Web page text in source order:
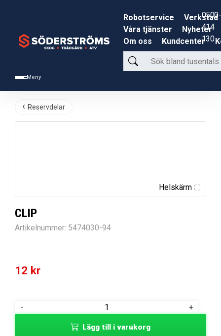
Meny
Robotservice
Verkstad
Våra tjänster
Nyheter
Om oss
Kundcenter
Sök
bland
produkter
0500-
414
130
Reservdelar
Helskärm
CLIP
Artikelnummer: 5474030-94
12 kr
-
CLIP
+
Lägg till i varukorg